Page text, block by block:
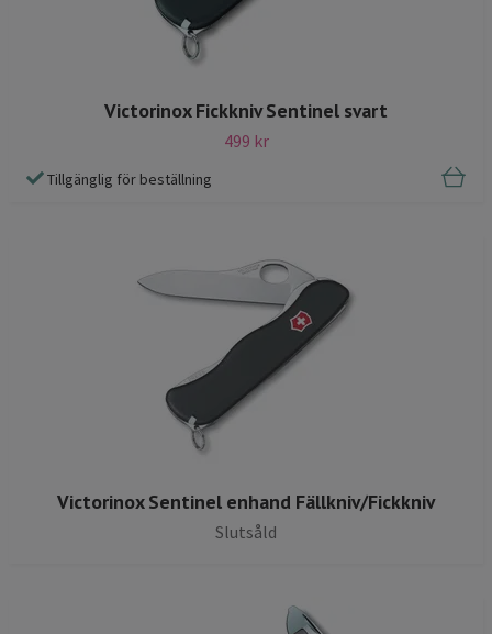
Victorinox Fickkniv Sentinel svart
499 kr
Tillgänglig för beställning
Victorinox Sentinel enhand Fällkniv/Fickkniv
Slutsåld